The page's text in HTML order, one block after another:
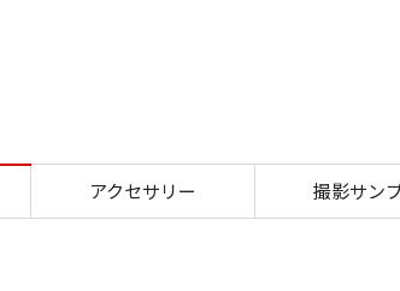
アクセサリー 撮影サン